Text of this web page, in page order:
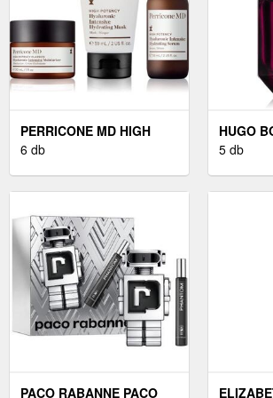
PERRICONE MD HIGH
POTENCY INTENSIVE
HIALURONSAVVAL 59 ML
6 db
HUGO
SCENT
5 db
PACO RABANNE PACO